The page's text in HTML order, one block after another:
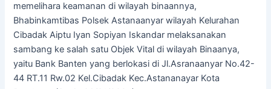
memelihara keamanan di wilayah binaannya,
Bhabinkamtibas Polsek Astanaanyar wilayah Kelurahan
Cibadak Aiptu Iyan Sopiyan Iskandar melaksanakan
sambang ke salah satu Objek Vital di wilayah Binaanya,
yaitu Bank Banten yang berlokasi di Jl.Asranaanyar No.42-
44 RT.11 Rw.02 Kel.Cibadak Kec.Astananayar Kota